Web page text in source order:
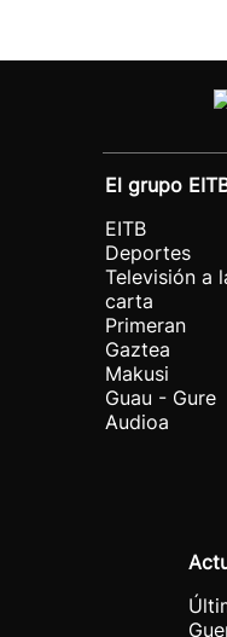
El grupo
EITB
Deportes
Televisión a
carta
Primeran
Gaztea
Makusi
Guau - Gure
Audioa